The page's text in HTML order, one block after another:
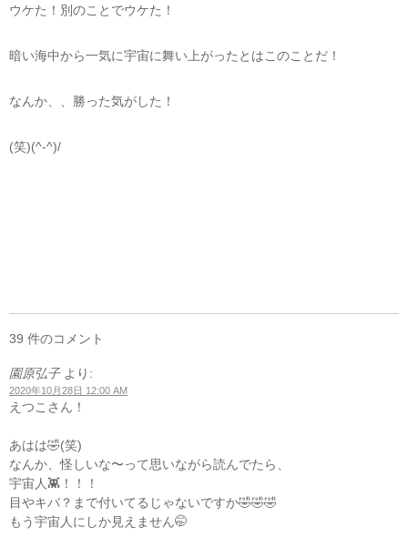
ウケた！別のことでウケた！
暗い海中から一気に宇宙に舞い上がったとはこのことだ！
なんか、、勝った気がした！
(笑)(^-^)/
39 件のコメント
園原弘子 より:
2020年10月28日 12:00 AM
えつこさん！
あはは🤣(笑)
なんか、怪しいな〜って思いながら読んでたら、
宇宙人👾！！！
目やキバ？まで付いてるじゃないですか🤣🤣🤣
もう宇宙人にしか見えません🤭